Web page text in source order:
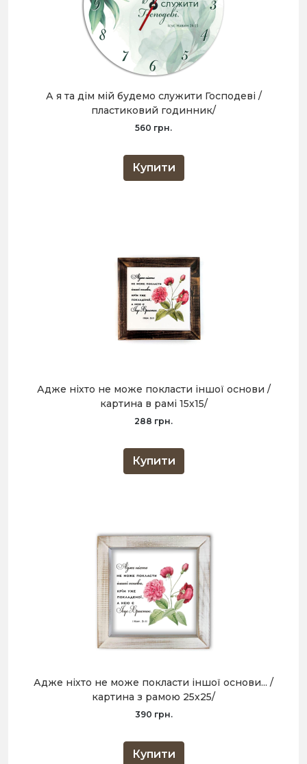
А я та дім мій будемо служити Господеві /
пластиковий годинник/
560 грн.
Купити
Адже ніхто не може покласти іншої основи /
картина в рамі 15х15/
288 грн.
Купити
Адже ніхто не може покласти іншої основи... /
картина з рамою 25х25/
390 грн.
Купити